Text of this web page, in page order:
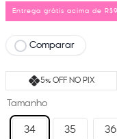
Entrega grátis acima de
Comparar
5% OFF NO PIX
Tamanho
34 35 36